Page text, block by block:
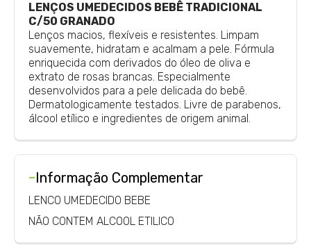
LENÇOS UMEDECIDOS BEBÊ TRADICIONAL
C/50 GRANADO
Lenços macios, flexíveis e resistentes. Limpam
suavemente, hidratam e acalmam a pele. Fórmula
enriquecida com derivados do óleo de oliva e
extrato de rosas brancas. Especialmente
desenvolvidos para a pele delicada do bebê.
Dermatologicamente testados. Livre de parabenos,
álcool etílico e ingredientes de origem animal.
-Informação Complementar
LENCO UMEDECIDO BEBE
NÃO CONTEM ALCOOL ETILICO